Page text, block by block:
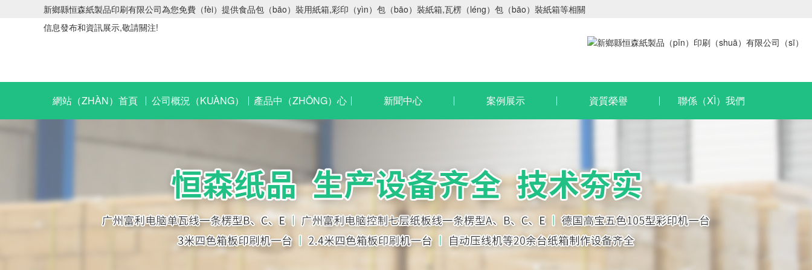
新鄉縣恒森紙製品印刷有限公司為您免費（fèi）提供食品包（bāo）裝用紙箱,彩印（yìn）包（bāo）裝紙箱,瓦楞（léng）包（bāo）裝紙箱等相關
信息發布和資訊展示,敬請關注!
網站（ZHÀN）首頁 公司概況（KUÀNG） 產品中（ZHŌNG）心 新聞中心 案例展示 資質榮譽 聯係（XÌ）我們